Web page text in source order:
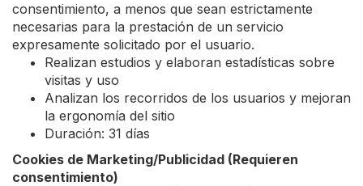
consentimiento, a menos que sean estrictamente
necesarias para la prestación de un servicio
expresamente solicitado por el usuario.
Realizan estudios y elaboran estadísticas sobre
visitas y uso
Analizan los recorridos de los usuarios y mejoran
la ergonomía del sitio
Duración: 31 días
Cookies de Marketing/Publicidad (Requieren
consentimiento)